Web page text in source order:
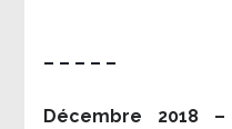
– – – – –
Décembre 2018 –